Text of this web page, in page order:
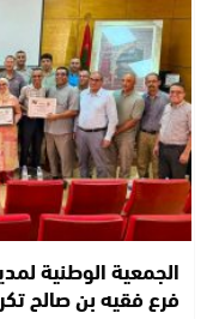
الجمعية الوطنية
فرع فقيه بن صالح